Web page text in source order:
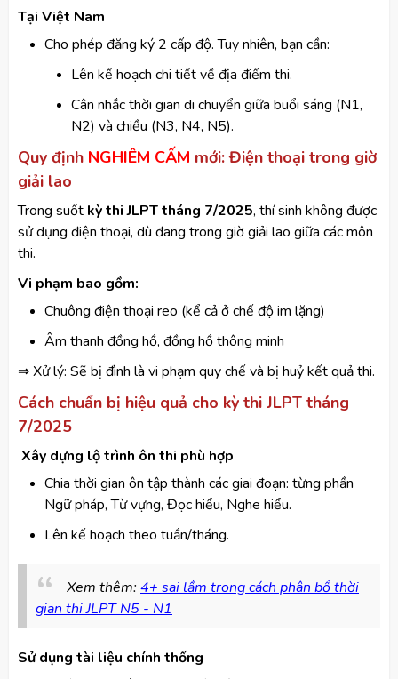
Tại Việt Nam
Cho phép đăng ký 2 cấp độ. Tuy nhiên, bạn cần:
Lên kế hoạch chi tiết về địa điểm thi.
Cân nhắc thời gian di chuyển giữa buổi sáng (N1,
N2) và chiều (N3, N4, N5).
Quy định NGHIÊM CẤM mới: Điện thoại trong giờ
giải lao
Trong suốt kỳ thi JLPT tháng 7/2025, thí sinh không được
sử dụng điện thoại, dù đang trong giờ giải lao giữa các môn
thi.
Vi phạm bao gồm:
Chuông điện thoại reo (kể cả ở chế độ im lặng)
Âm thanh đồng hồ, đồng hồ thông minh
⇒ Xử lý: Sẽ bị đình là vi phạm quy chế và bị huỷ kết quả thi.
Cách chuẩn bị hiệu quả cho kỳ thi JLPT tháng
7/2025
Xây dựng lộ trình ôn thi phù hợp
Chia thời gian ôn tập thành các giai đoạn: từng phần
Ngữ pháp, Từ vựng, Đọc hiểu, Nghe hiểu.
Lên kế hoạch theo tuần/tháng.
Xem thêm: 4+ sai lầm trong cách phân bổ thời
gian thi JLPT N5 - N1
Sử dụng tài liệu chính thống